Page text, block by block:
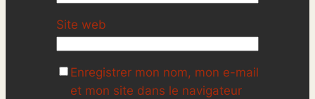
Site web
Enregistrer mon nom, mon e-mail
et mon site dans le navigateur